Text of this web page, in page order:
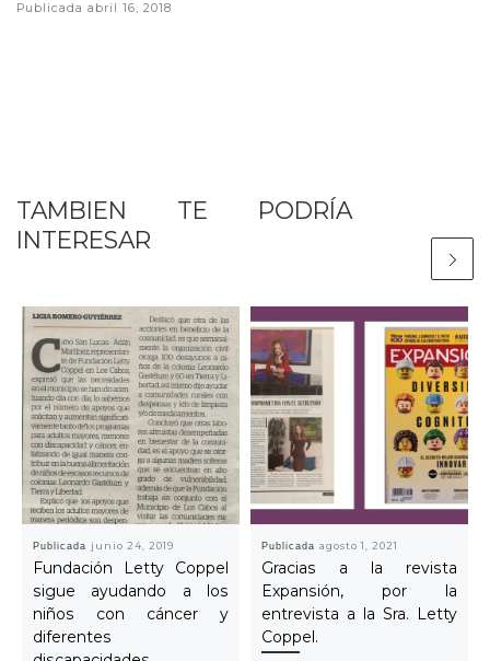
Publicada abril 16, 2018
TAMBIEN TE PODRÍA
INTERESAR
Publicada junio 24, 2019
Fundación Letty Coppel
sigue ayudando a los
niños con cáncer y
diferentes
Publicadaagosto 1, 2021
Gracias a la revista
Expansión, por la
entrevista a la Sra. Letty
Coppel.